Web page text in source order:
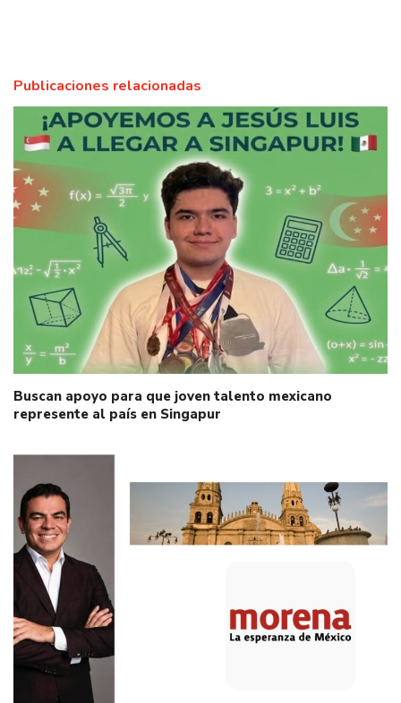
Publicaciones relacionadas
Buscan apoyo para que joven talento mexicano
represente al país en Singapur